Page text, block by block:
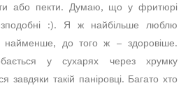
або пекти. Думаю, що у фритюрі
:). Я ж найбільше люблю
найменше, до того ж – здоровіше.
у сухарях через хрумку
завдяки такій паніровці. Багато хто